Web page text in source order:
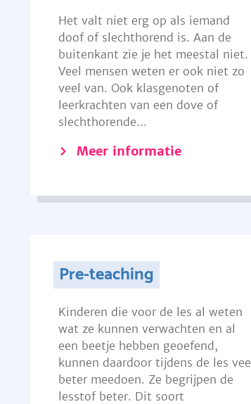
Het valt niet erg op als iemand
doof of slechthorend is. Aan de
buitenkant zie je het meestal niet.
Veel mensen weten er ook niet zo
veel van. Ook klasgenoten of
leerkrachten van een dove of
slechthorende...
Meer informatie
Pre-teaching
Kinderen die voor de les al weten
wat ze kunnen verwachten en al
een beetje hebben geoefend,
kunnen daardoor tijdens de les veel
beter meedoen. Ze begrijpen de
lesstof beter. Dit soort